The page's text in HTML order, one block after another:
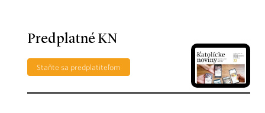
Predplatné KN
Staňte sa predplatiteľom